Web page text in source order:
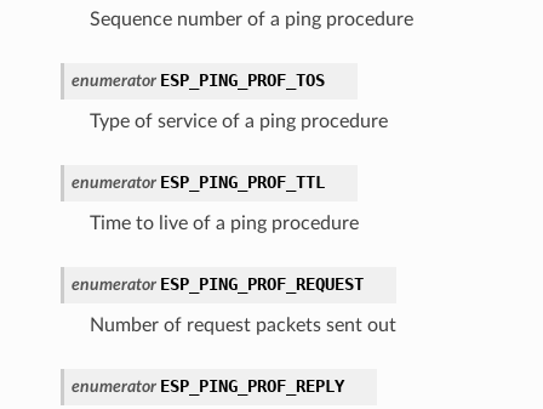
Sequence number of a ping procedure
enumerator ESP_PING_PROF_TOS
Type of service of a ping procedure
enumerator ESP_PING_PROF_TTL
Time to live of a ping procedure
enumerator ESP_PING_PROF_REQUEST
Number of request packets sent out
enumerator ESP_PING_PROF_REPLY